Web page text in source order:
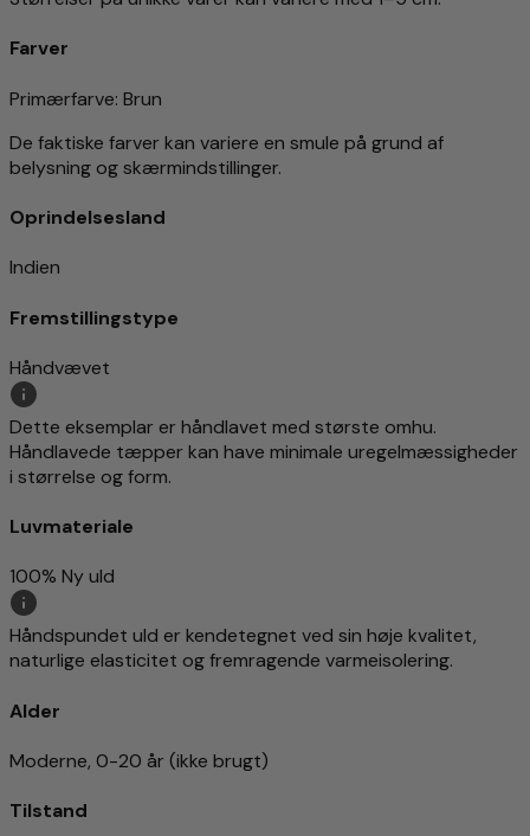
Farver
Primærfarve: Brun
De faktiske farver kan variere en smule på grund af
belysning og skærmindstillinger.
Oprindelsesland
Indien
Fremstillingstype
Håndvævet
Dette eksemplar er håndlavet med største omhu.
Håndlavede tæpper kan have minimale uregelmæssigheder
i størrelse og form.
Luvmateriale
100% Ny uld
Håndspundet uld er kendetegnet ved sin høje kvalitet,
naturlige elasticitet og fremragende varmeisolering.
Alder
Moderne, 0-20 år (ikke brugt)
Tilstand